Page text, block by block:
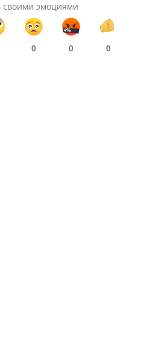
своими эмоциями
0 0 0